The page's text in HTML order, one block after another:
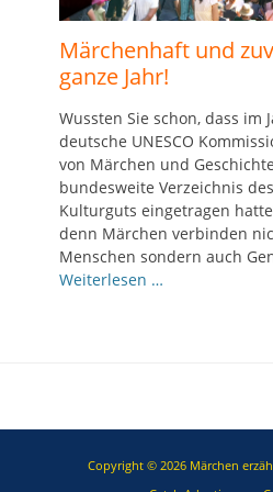
Märchenhaft und
ganze Jahr!
Wussten Sie schon, dass im
deutsche UNESCO
von Märchen und
bundesweite Verzeichnis
Kulturguts eingetragen
denn Märchen verbinden
Menschen sondern auch
Weiterlesen …
Copyright © 2026 Märchen